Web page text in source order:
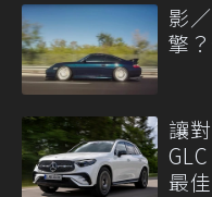
影
擎
讓
最